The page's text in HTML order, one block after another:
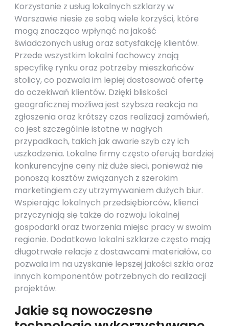
Korzystanie z usług lokalnych szklarzy w
Warszawie niesie ze sobą wiele korzyści, które
mogą znacząco wpłynąć na jakość
świadczonych usług oraz satysfakcję klientów.
Przede wszystkim lokalni fachowcy znają
specyfikę rynku oraz potrzeby mieszkańców
stolicy, co pozwala im lepiej dostosować ofertę
do oczekiwań klientów. Dzięki bliskości
geograficznej możliwa jest szybsza reakcja na
zgłoszenia oraz krótszy czas realizacji zamówień,
co jest szczególnie istotne w nagłych
przypadkach, takich jak awarie szyb czy ich
uszkodzenia. Lokalne firmy często oferują bardziej
konkurencyjne ceny niż duże sieci, ponieważ nie
ponoszą kosztów związanych z szerokim
marketingiem czy utrzymywaniem dużych biur.
Wspierając lokalnych przedsiębiorców, klienci
przyczyniają się także do rozwoju lokalnej
gospodarki oraz tworzenia miejsc pracy w swoim
regionie. Dodatkowo lokalni szklarze często mają
długotrwałe relacje z dostawcami materiałów, co
pozwala im na uzyskanie lepszej jakości szkła oraz
innych komponentów potrzebnych do realizacji
projektów.
Jakie są nowoczesne